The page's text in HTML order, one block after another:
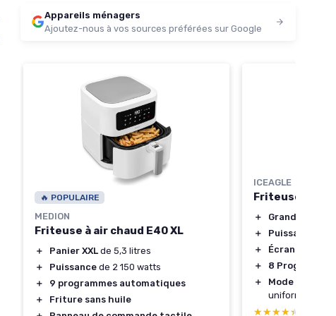
Appareils ménagers
Ajoutez-nous à vos sources préférées sur Google
🔥 POPULAIRE
MEDION
Friteuse à air chaud E40 XL
＋ Panier XXL de 5,3 litres
＋
Puissance de 2 150 watts
＋
9 programmes automatiques
＋
Friture sans huile
ICEAGLE
Friteuse Sans
＋
Grande
＋
Puissance
＋
Écran Tactile
＋
8 Programmes
＋
Mode Shake
uniforme
★★★★★
★★★★★